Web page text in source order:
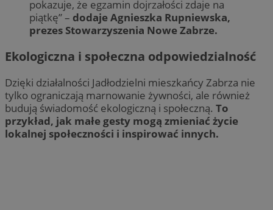
pokazuje, że egzamin dojrzałości zdaje na
piątkę” – dodaje Agnieszka Rupniewska,
prezes Stowarzyszenia Nowe Zabrze.
Ekologiczna i społeczna odpowiedzialność
Dzięki działalności Jadłodzielni mieszkańcy Zabrza nie
tylko ograniczają marnowanie żywności, ale również
budują świadomość ekologiczną i społeczną. To
przykład, jak małe gesty mogą zmieniać życie
lokalnej społeczności i inspirować innych.